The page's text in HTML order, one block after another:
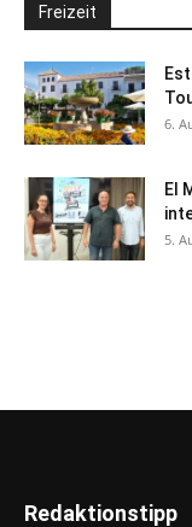
Freizeit
6.
El
5.
Redaktionstipp